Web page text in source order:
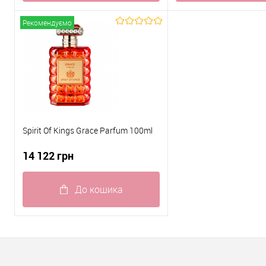
Купити в 1 клік
До
порівняння
До обраного
Рекомендуємо
Spirit Of Kings Grace Parfum 100ml
14 122 грн
До кошика